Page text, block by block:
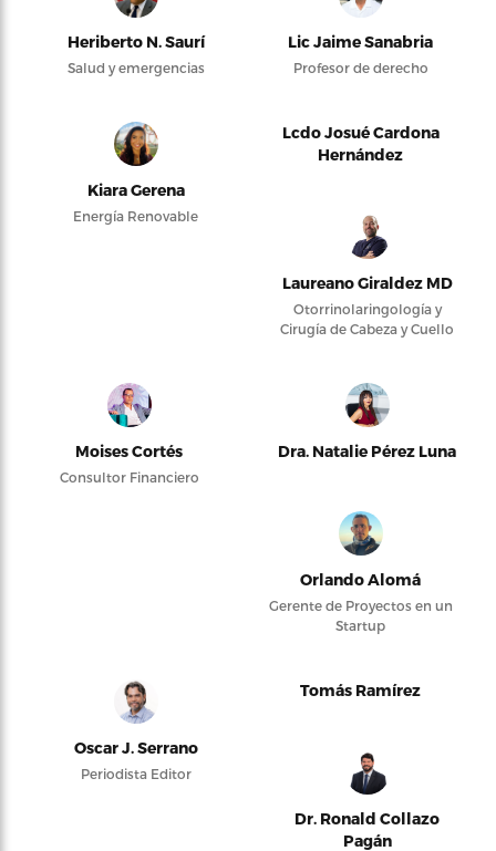
Heriberto N. Saurí
Salud y emergencias
Lic Jaime Sanabria
Profesor de derecho
Kiara Gerena
Energía Renovable
Lcdo Josué Cardona
Hernández
Laureano Giraldez MD
Otorrinolaringología y
Cirugía de Cabeza y Cuello
Moises Cortés
Consultor Financiero
Dra. Natalie Pérez Luna
Orlando Alomá
Gerente de Proyectos en un
Startup
Oscar J. Serrano
Periodista Editor
Tomás Ramírez
Dr. Ronald Collazo
Pagán